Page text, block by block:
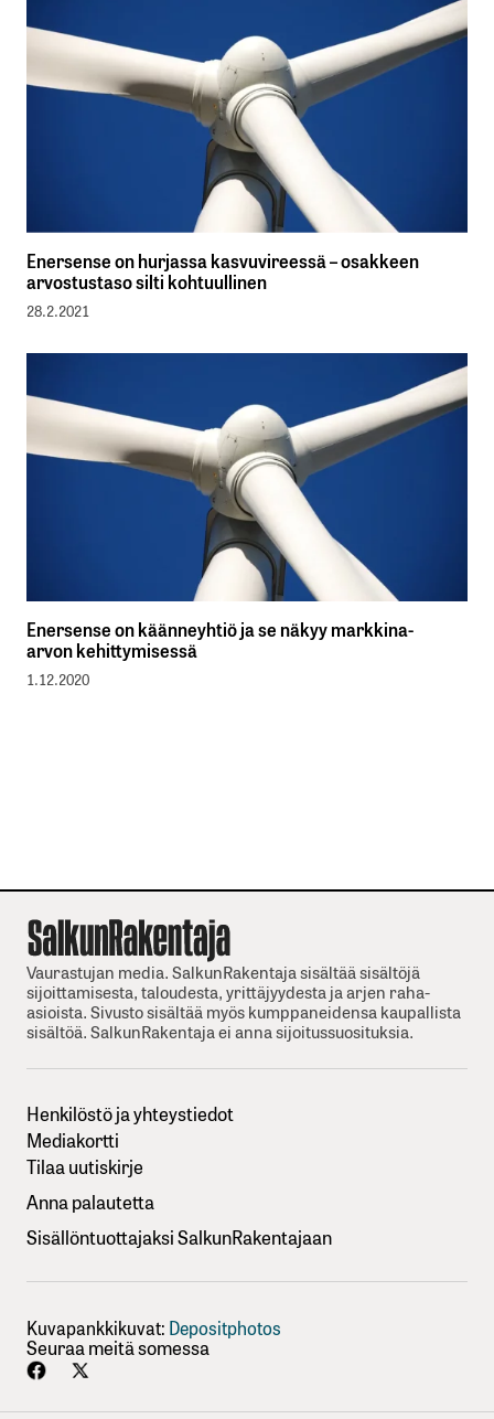
Enersense on hurjassa kasvuvireessä – osakkeen
arvostustaso silti kohtuullinen
28.2.2021
Enersense on käänneyhtiö ja se näkyy markkina-
arvon kehittymisessä
1.12.2020
Vaurastujan media. SalkunRakentaja sisältää sisältöjä
sijoittamisesta, taloudesta, yrittäjyydesta ja arjen raha-
asioista. Sivusto sisältää myös kumppaneidensa kaupallista
sisältöä. SalkunRakentaja ei anna sijoitussuosituksia.
Henkilöstö ja yhteystiedot
Mediakortti
Tilaa uutiskirje
Anna palautetta
Sisällöntuottajaksi SalkunRakentajaan
Kuvapankkikuvat: Depositphotos
Seuraa meitä somessa